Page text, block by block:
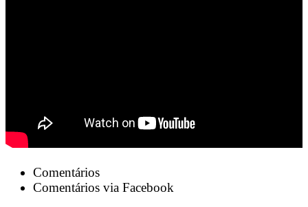
Comentários
Comentários via Facebook